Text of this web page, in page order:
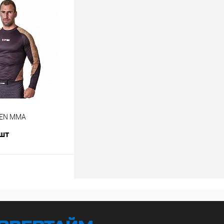
В наличии
MMA